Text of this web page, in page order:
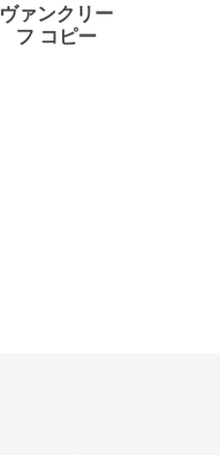
ヴァンクリー
フ コピー